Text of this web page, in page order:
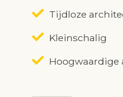
Tijdloze
Kleinschalig
Hoogwaardige